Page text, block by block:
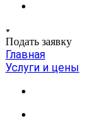
Подать заявку
Главная
Услуги и цены